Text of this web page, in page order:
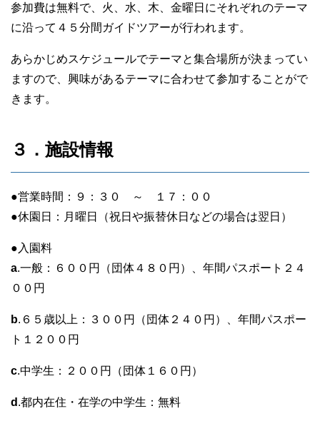
参加費は無料で、火、水、木、金曜日にそれぞれのテーマ
に沿って４５分間ガイドツアーが行われます。
あらかじめスケジュールでテーマと集合場所が決まってい
ますので、興味があるテーマに合わせて参加することがで
きます。
３．施設情報
●営業時間：９：３０ ～ １７：００
●休園日：月曜日（祝日や振替休日などの場合は翌日）
●入園料
a.一般：６００円（団体４８０円）、年間パスポート２４
００円
b.６５歳以上：３００円（団体２４０円）、年間パスポー
ト１２００円
c.中学生：２００円（団体１６０円）
d .都内在住・在学の中学生：無料